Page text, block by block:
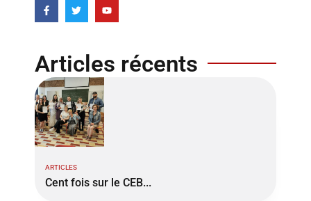
Articles récents
ARTICLES
Cent fois sur le CEB...